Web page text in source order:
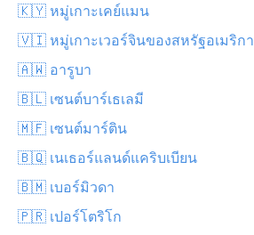
🇰🇾 หมู่เกาะเคย์แมน
🇻🇮 หมู่เกาะเวอร์จินของสหรัฐอเมริกา
🇦🇼 อารูบา
🇧🇱 เซนต์บาร์เธเลมี
🇲🇫 เซนต์มาร์ติน
🇧🇶 เนเธอร์แลนด์แคริบเบียน
🇧🇲 เบอร์มิวดา
🇵🇷 เปอร์โตริโก